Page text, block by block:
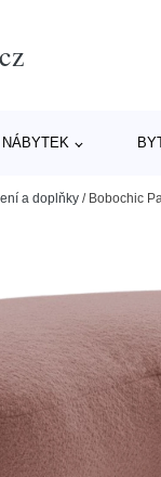
NÁBYTEK
a doplňky / Bobochic